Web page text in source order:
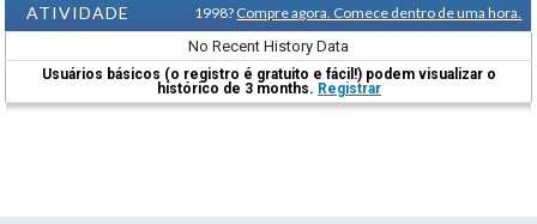
ATIVIDADE
1998? Compre agora. Comece dentro de uma hora.
No Recent History Data
Usuários básicos (o registro é gratuito e fácil!) podem visualizar o
histórico de 3 months. Registrar